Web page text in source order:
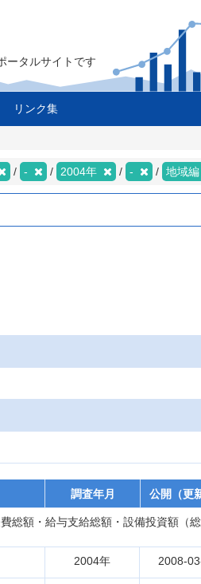
ータルサイトです
リンク集
- 2004年 - 地域編
調査年月 公開（更
総額・給与支給総額・設備投資額（
2004年 2008-